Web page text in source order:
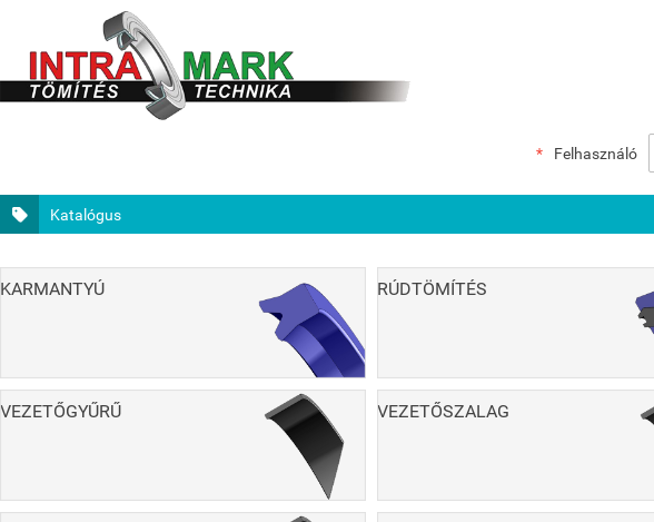
Felhasználó
Katalógus
KARMANTYÚ RÚDTÖMÍTÉS
VEZETŐGYŰRŰ VEZETŐSZALAG